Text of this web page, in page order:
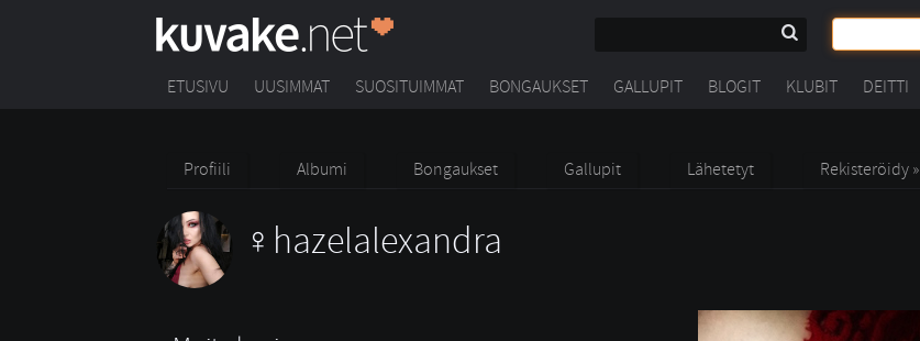
ETUSIVU UUSIMMAT SUOSITUIMMAT BONGAUKSET GALLUPIT BLOGIT KLUBIT DEITTI
Profiili Albumi Bongaukset Gallupit Lähetetyt Rekisteröidy »
hazelalexandra